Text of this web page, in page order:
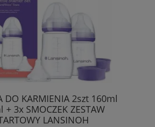
DO KARMIENIA 2szt 160ml
+ 3x SMOCZEK ZESTAW
LANSINOH